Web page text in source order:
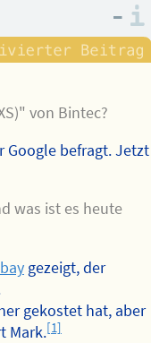
–
von Bintec?
Google befragt. Jetzt
was ist es heute
gezeigt, der
gekostet hat, aber
Mark.[1]